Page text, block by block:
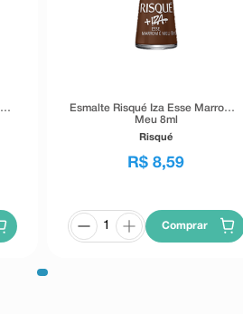
Esmalte Risqué Iza Esse Marrom é
Meu 8ml
Risqué
R$ 8,59
Comprar